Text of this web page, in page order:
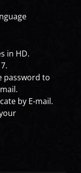
in HD.
password to
by E-mail.